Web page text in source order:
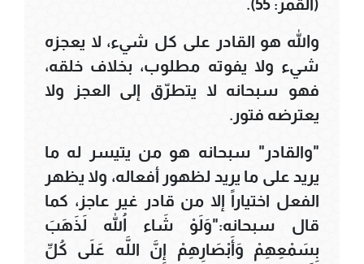
(القمر: 55).
والله هو القادر على كل شيء، لا يعجزه
شيء ولا يفوته مطلوب، بخلاف خلقه،
فهو سبحانه لا يتطرّق إلى العجز ولا
يعترضه فتور.
"والقادر" سبحانه هو من يتيسر له ما
يريد على ما يريد لظهور أفعاله، ولا يظهر
الفعل اختياراً إلا من قادر غير عاجز، كما
قال سبحانه:"وَلَوْ شَاء اللّهُ لَذَهَبَ
بِسَمْعِهِمْ وَأَبْصَارِهِمْ إِنَّ اللَّه عَلَى كُلِّ